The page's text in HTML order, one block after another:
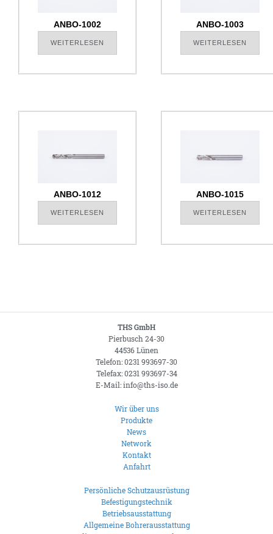
ANBO-1002
WEITERLESEN
ANBO-1003
WEITERLESEN
ANBO-1012
WEITERLESEN
ANBO-1015
WEITERLESEN
THS GmbH
Pierbusch 24-30
44536 Lünen
Telefon: 0231 993697-30
Telefax: 0231 993697-34
E-Mail: info@ths-iso.de
Wir über uns
Produkte
News
Network
Kontakt
Anfahrt
Persönliche Schutzausrüstung
Befestigungstechnik
Betriebsausstattung
Allgemeine Bohrerausstattung